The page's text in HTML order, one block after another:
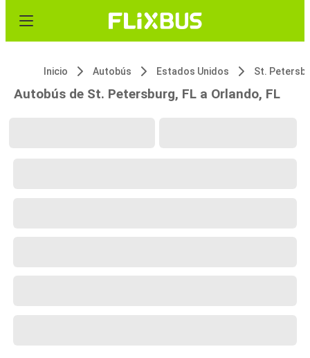
Inicio Autobús Estados Unidos St.
Autobús de St. Petersburg, FL a Orlando, FL